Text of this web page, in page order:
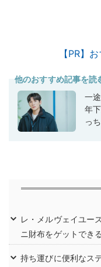
【PR】
他のおすすめ記事を読
一
年
っ
レ・メルヴェイユー
ニ財布をゲットでき
持ち運びに便利なス